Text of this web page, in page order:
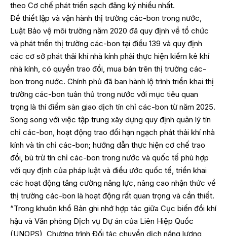
theo Cơ chế phát triển sạch đăng ký nhiều nhất.
Để thiết lập và vận hành thị trường các-bon trong nước,
Luật Bảo vệ môi trường năm 2020 đã quy định về tổ chức
và phát triển thị trường các-bon tại điều 139 và quy định
các cơ sở phát thải khí nhà kính phải thực hiện kiểm kê khí
nhà kính, có quyền trao đổi, mua bán trên thị trường các-
bon trong nước. Chính phủ đã ban hành lộ trình triển khai thị
trường các-bon tuân thủ trong nước với mục tiêu quan
trọng là thí điểm sàn giao dịch tín chỉ các-bon từ năm 2025.
Song song với việc tập trung xây dựng quy định quản lý tín
chỉ các-bon, hoạt động trao đổi hạn ngạch phát thải khí nhà
kính và tín chỉ các-bon; hướng dẫn thực hiện cơ chế trao
đổi, bù trừ tín chỉ các-bon trong nước và quốc tế phù hợp
với quy định của pháp luật và điều ước quốc tế, triển khai
các hoạt động tăng cường năng lực, nâng cao nhận thức về
thị trường các-bon là hoạt động rất quan trọng và cần thiết.
“Trong khuôn khổ Bản ghi nhớ hợp tác giữa Cục biến đổi khí
hậu và Văn phòng Dịch vụ Dự án của Liên Hiệp Quốc
(UNOPS), Chương trình Đối tác chuyển dịch năng lượng